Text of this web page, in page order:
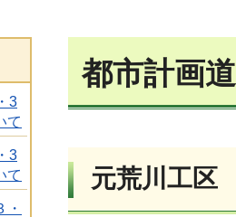
3
て
3
て
都市計画
元荒川工区